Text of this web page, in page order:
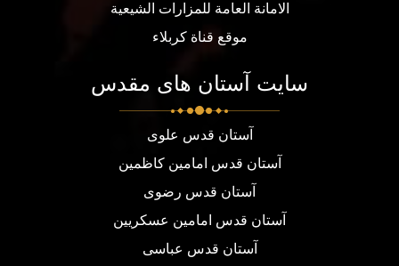
الامانة العامة للمزارات الشيعية
موقع قناة كربلاء
سایت آستان های مقدس
آستان قدس علوی
آستان قدس امامین کاظمین
آستان قدس رضوی
آستان قدس امامین عسکریین
آستان قدس عباسی